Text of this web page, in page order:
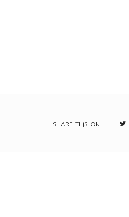
SHARE THIS ON :